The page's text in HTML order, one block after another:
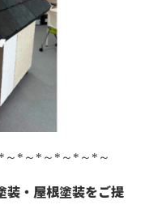
* ～ * ～ * ～ * ～ * ～ * ～
装・屋根塗装をご提